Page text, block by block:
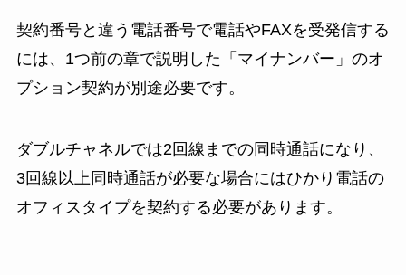
契約番号と違う電話番号で電話やFAXを受発信する
には、1つ前の章で説明した「マイナンバー」のオ
プション契約が別途必要です。
ダブルチャネルでは2回線までの同時通話になり、
3回線以上同時通話が必要な場合にはひかり電話の
オフィスタイプを契約する必要があります。